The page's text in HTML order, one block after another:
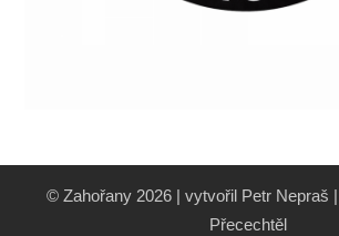
© Zahořany 2026 | vytvořil Petr Nepraš
Přecechtěl